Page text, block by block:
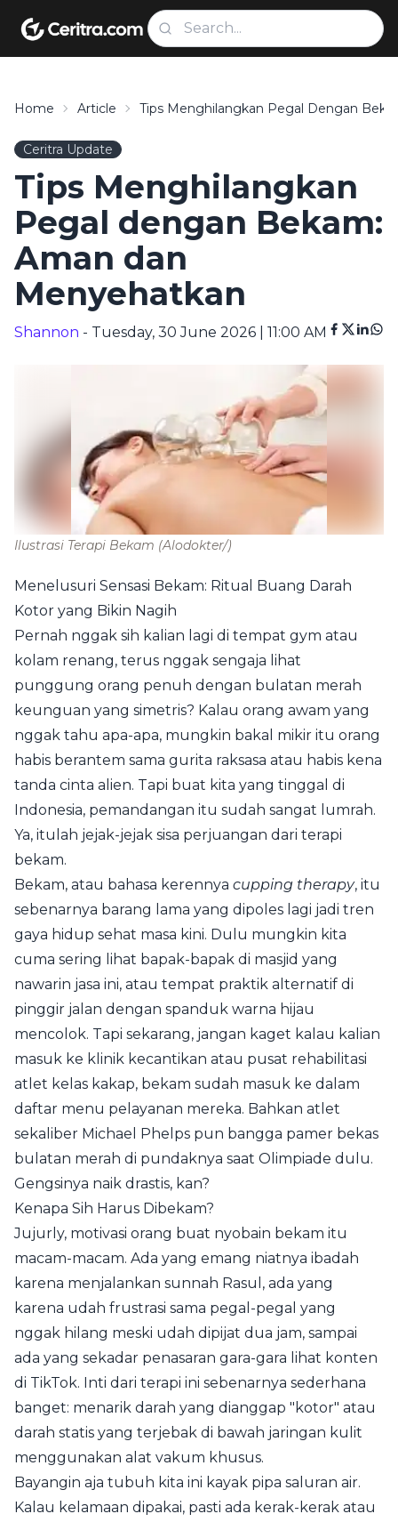
Home Article Tips Menghilangkan Pegal Dengan
Ceritra Update
Tips Menghilangkan
Pegal dengan Bekam:
Aman dan
Menyehatkan
Shannon - Tuesday, 30 June 2026 | 11:00 AM
Ilustrasi Terapi Bekam (Alodokter/)
Menelusuri Sensasi Bekam: Ritual Buang Darah
Kotor yang Bikin Nagih
Pernah nggak sih kalian lagi di tempat gym atau
kolam renang, terus nggak sengaja lihat
punggung orang penuh dengan bulatan merah
keunguan yang simetris? Kalau orang awam yang
nggak tahu apa-apa, mungkin bakal mikir itu orang
habis berantem sama gurita raksasa atau habis kena
tanda cinta alien. Tapi buat kita yang tinggal di
Indonesia, pemandangan itu sudah sangat lumrah.
Ya, itulah jejak-jejak sisa perjuangan dari terapi
bekam.
Bekam, atau bahasa kerennya cupping therapy, itu
sebenarnya barang lama yang dipoles lagi jadi tren
gaya hidup sehat masa kini. Dulu mungkin kita
cuma sering lihat bapak-bapak di masjid yang
nawarin jasa ini, atau tempat praktik alternatif di
pinggir jalan dengan spanduk warna hijau
mencolok. Tapi sekarang, jangan kaget kalau kalian
masuk ke klinik kecantikan atau pusat rehabilitasi
atlet kelas kakap, bekam sudah masuk ke dalam
daftar menu pelayanan mereka. Bahkan atlet
sekaliber Michael Phelps pun bangga pamer bekas
bulatan merah di pundaknya saat Olimpiade dulu.
Gengsinya naik drastis, kan?
Kenapa Sih Harus Dibekam?
Jujurly, motivasi orang buat nyobain bekam itu
macam-macam. Ada yang emang niatnya ibadah
karena menjalankan sunnah Rasul, ada yang
karena udah frustrasi sama pegal-pegal yang
nggak hilang meski udah dipijat dua jam, sampai
ada yang sekadar penasaran gara-gara lihat konten
di TikTok. Inti dari terapi ini sebenarnya sederhana
banget: menarik darah yang dianggap "kotor" atau
darah statis yang terjebak di bawah jaringan kulit
menggunakan alat vakum khusus.
Bayangin aja tubuh kita ini kayak pipa saluran air.
Kalau kelamaan dipakai, pasti ada kerak-kerak atau